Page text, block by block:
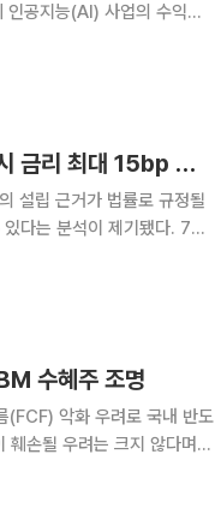
인공지능(AI) 사업의 수익화
한전 5개 발전 자회사 통합 논의..."특수채 지위 확보시 금리 최대 15bp 하락 기대"
설립 근거가 법률로 규정될
는 분석이 제기됐다. 7일
수혜주 조명
(FCF) 악화 우려로 국내 반도
손될 우려는 크지 않다며